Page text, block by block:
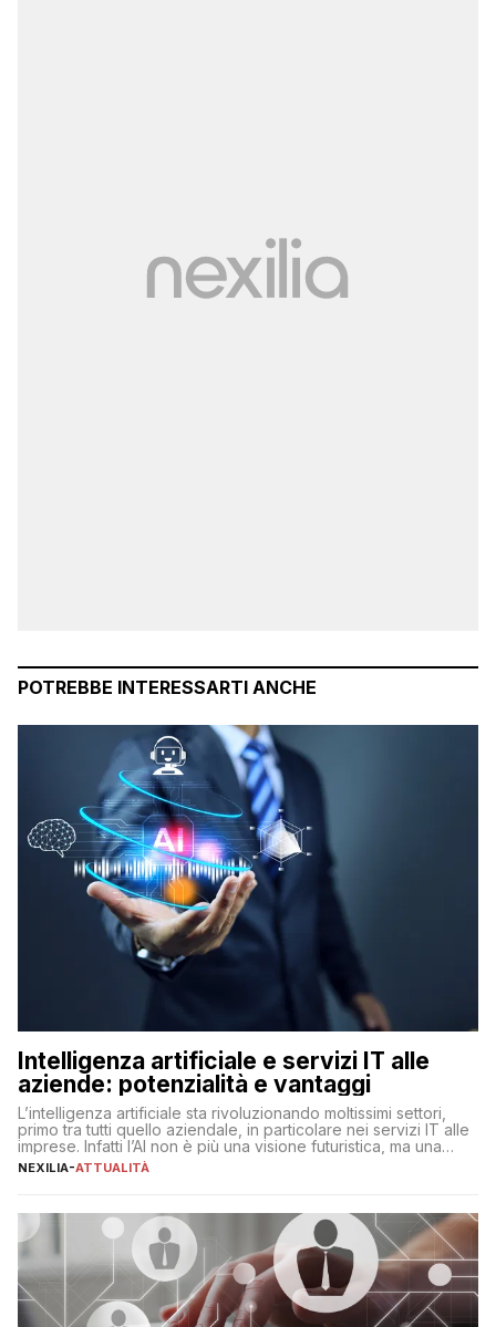
POTREBBE INTERESSARTI ANCHE
Intelligenza artificiale e servizi IT alle
aziende: potenzialità e vantaggi
L’intelligenza artificiale sta rivoluzionando moltissimi settori,
primo tra tutti quello aziendale, in particolare nei servizi IT alle
imprese. Infatti l’AI non è più una visione futuristica, ma una
realtà operativa che sta portando a un cambio significativo in
operazioni, bensì comporta […]
NEXILIA-ATTUALITÀ